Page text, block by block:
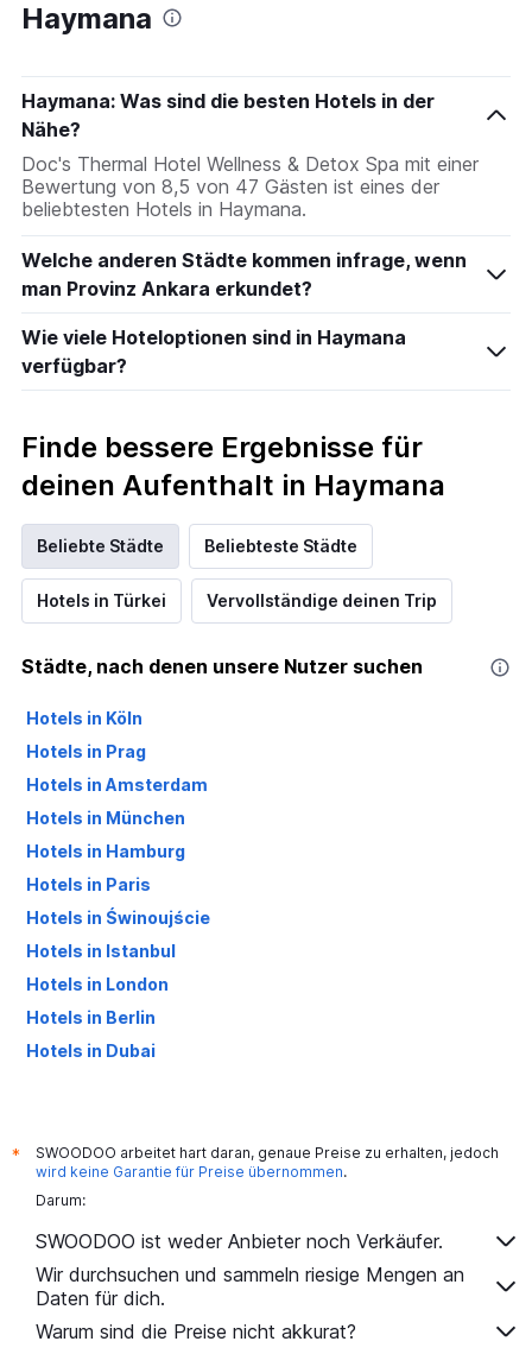
Haymana
Haymana: Was sind die besten Hotels in der
Nähe?
Doc's Thermal Hotel Wellness & Detox Spa mit einer
Bewertung von 8,5 von 47 Gästen ist eines der
beliebtesten Hotels in Haymana.
Welche anderen Städte kommen infrage, wenn
man Provinz Ankara erkundet?
Wie viele Hoteloptionen sind in Haymana
verfügbar?
Finde bessere Ergebnisse für
deinen Aufenthalt in Haymana
Beliebte Städte Beliebteste Städte
Hotels in Türkei Vervollständige deinen Trip
Städte, nach denen unsere Nutzer suchen
Hotels in Köln
Hotels in Prag
Hotels in Amsterdam
Hotels in München
Hotels in Hamburg
Hotels in Paris
Hotels in Świnoujście
Hotels in Istanbul
Hotels in London
Hotels in Berlin
Hotels in Dubai
*
SWOODOO arbeitet hart daran, genaue Preise zu erhalten, jedoch
wird keine Garantie für Preise übernommen.
Darum:
SWOODOO ist weder Anbieter noch Verkäufer.
Wir durchsuchen und sammeln riesige Mengen an
Daten für dich.
Warum sind die Preise nicht akkurat?